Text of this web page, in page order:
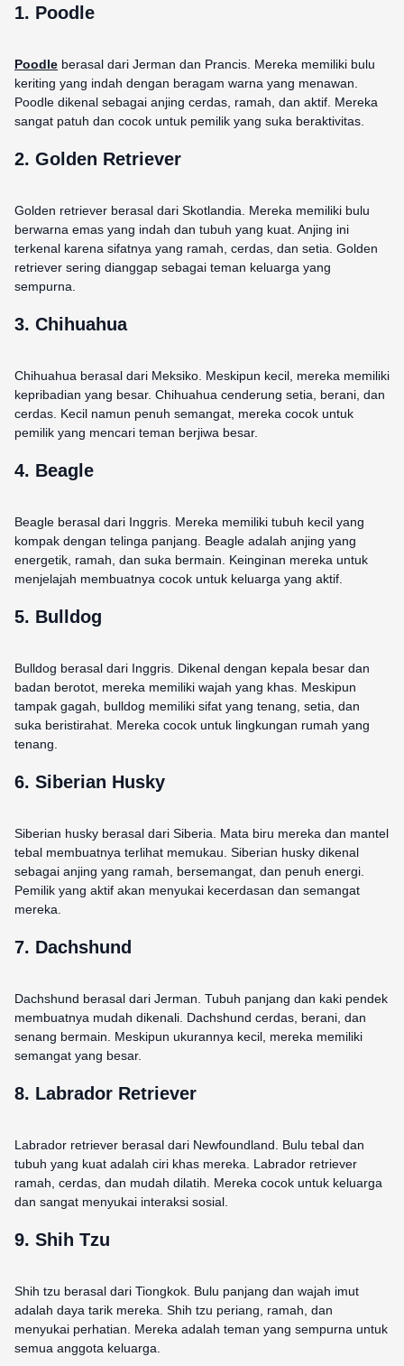
1. Poodle
Poodle berasal dari Jerman dan Prancis. Mereka memiliki bulu
keriting yang indah dengan beragam warna yang menawan.
Poodle dikenal sebagai anjing cerdas, ramah, dan aktif. Mereka
sangat patuh dan cocok untuk pemilik yang suka beraktivitas.
2. Golden Retriever
Golden retriever berasal dari Skotlandia. Mereka memiliki bulu
berwarna emas yang indah dan tubuh yang kuat. Anjing ini
terkenal karena sifatnya yang ramah, cerdas, dan setia. Golden
retriever sering dianggap sebagai teman keluarga yang
sempurna.
3. Chihuahua
Chihuahua berasal dari Meksiko. Meskipun kecil, mereka memiliki
kepribadian yang besar. Chihuahua cenderung setia, berani, dan
cerdas. Kecil namun penuh semangat, mereka cocok untuk
pemilik yang mencari teman berjiwa besar.
4. Beagle
Beagle berasal dari Inggris. Mereka memiliki tubuh kecil yang
kompak dengan telinga panjang. Beagle adalah anjing yang
energetik, ramah, dan suka bermain. Keinginan mereka untuk
menjelajah membuatnya cocok untuk keluarga yang aktif.
5. Bulldog
Bulldog berasal dari Inggris. Dikenal dengan kepala besar dan
badan berotot, mereka memiliki wajah yang khas. Meskipun
tampak gagah, bulldog memiliki sifat yang tenang, setia, dan
suka beristirahat. Mereka cocok untuk lingkungan rumah yang
tenang.
6. Siberian Husky
Siberian husky berasal dari Siberia. Mata biru mereka dan mantel
tebal membuatnya terlihat memukau. Siberian husky dikenal
sebagai anjing yang ramah, bersemangat, dan penuh energi.
Pemilik yang aktif akan menyukai kecerdasan dan semangat
mereka.
7. Dachshund
Dachshund berasal dari Jerman. Tubuh panjang dan kaki pendek
membuatnya mudah dikenali. Dachshund cerdas, berani, dan
senang bermain. Meskipun ukurannya kecil, mereka memiliki
semangat yang besar.
8. Labrador Retriever
Labrador retriever berasal dari Newfoundland. Bulu tebal dan
tubuh yang kuat adalah ciri khas mereka. Labrador retriever
ramah, cerdas, dan mudah dilatih. Mereka cocok untuk keluarga
dan sangat menyukai interaksi sosial.
9. Shih Tzu
Shih tzu berasal dari Tiongkok. Bulu panjang dan wajah imut
adalah daya tarik mereka. Shih tzu periang, ramah, dan
menyukai perhatian. Mereka adalah teman yang sempurna untuk
semua anggota keluarga.